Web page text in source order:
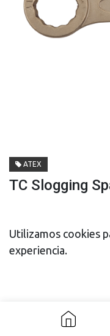
ATEX
TC Slogging
Add to Request
Utilizamos cookies
experiencia.